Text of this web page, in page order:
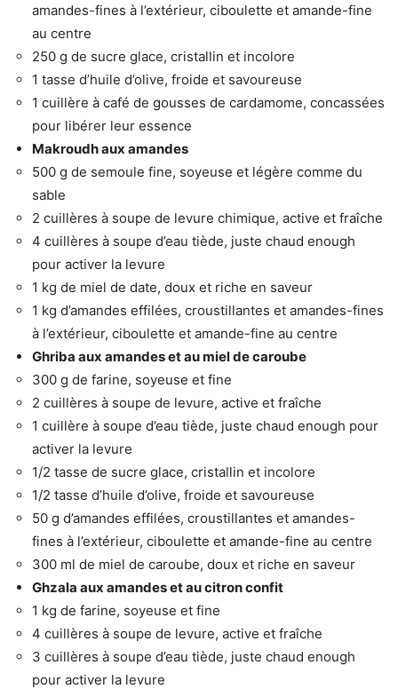
amandes-fines à l’extérieur, ciboulette et amande-fine
au centre
250 g de sucre glace, cristallin et incolore
1 tasse d’huile d’olive, froide et savoureuse
1 cuillère à café de gousses de cardamome, concassées
pour libérer leur essence
Makroudh aux amandes
500 g de semoule fine, soyeuse et légère comme du
sable
2 cuillères à soupe de levure chimique, active et fraîche
4 cuillères à soupe d’eau tiède, juste chaud enough
pour activer la levure
1 kg de miel de date, doux et riche en saveur
1 kg d’amandes effilées, croustillantes et amandes-fines
à l’extérieur, ciboulette et amande-fine au centre
Ghriba aux amandes et au miel de caroube
300 g de farine, soyeuse et fine
2 cuillères à soupe de levure, active et fraîche
1 cuillère à soupe d’eau tiède, juste chaud enough pour
activer la levure
1/2 tasse de sucre glace, cristallin et incolore
1/2 tasse d’huile d’olive, froide et savoureuse
50 g d’amandes effilées, croustillantes et amandes-
fines à l’extérieur, ciboulette et amande-fine au centre
300 ml de miel de caroube, doux et riche en saveur
Ghzala aux amandes et au citron confit
1 kg de farine, soyeuse et fine
4 cuillères à soupe de levure, active et fraîche
3 cuillères à soupe d’eau tiède, juste chaud enough
pour activer la levure